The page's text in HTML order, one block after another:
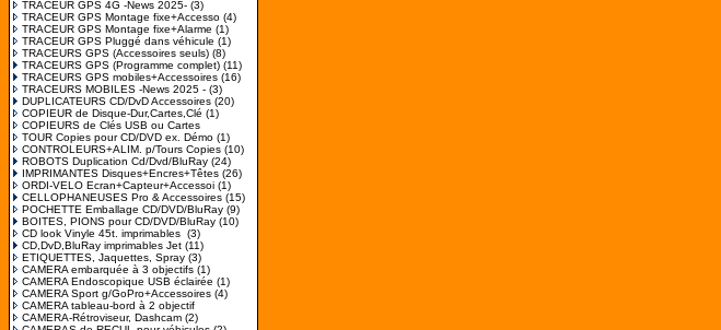
TRACEUR GPS 4G -News 2025- (3)
TRACEUR GPS Montage fixe+Accesso (4)
TRACEUR GPS Montage fixe+Alarme (1)
TRACEUR GPS Pluggé dans véhicule (1)
TRACEURS GPS (Accessoires seuls) (8)
TRACEURS GPS (Programme complet) (11)
TRACEURS GPS mobiles+Accessoires (16)
TRACEURS MOBILES -News 2025 - (3)
DUPLICATEURS CD/DvD Accessoires (20)
COPIEUR de Disque-Dur,Cartes,Clé (1)
COPIEURS de Clés USB ou Cartes
TOUR Copies pour CD/DVD ex. Démo (1)
CONTROLEURS+ALIM. p/Tours Copies (10)
ROBOTS Duplication Cd/Dvd/BluRay (24)
IMPRIMANTES Disques+Encres+Têtes (26)
ORDI-VELO Ecran+Capteur+Accessoi (1)
CELLOPHANEUSES Pro & Accessoires (15)
POCHETTE Emballage CD/DVD/BluRay (9)
BOITES, PIONS pour CD/DVD/BluRay (10)
CD look Vinyle 45t. imprimables (3)
CD,DvD,BluRay imprimables Jet (11)
ETIQUETTES, Jaquettes, Spray (3)
CAMERA embarquée à 3 objectifs (1)
CAMERA Endoscopique USB éclairée (1)
CAMERA Sport g/GoPro+Accessoires (4)
CAMERA tableau-bord à 2 objectif
CAMERA-Rétroviseur, Dashcam (2)